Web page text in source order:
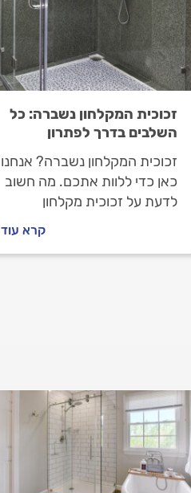
זכוכית המקלחון נשברה: כל
השלבים בדרך לפתרון
זכוכית המקלחון נשברה? אנחנו
כאן כדי ללוות אתכם. מה חשוב
לדעת על זכוכית מקלחון
מתקין המקלחונים וכמה יעלה
התיקון? כל התשובות לפניכם.
קרא עוד